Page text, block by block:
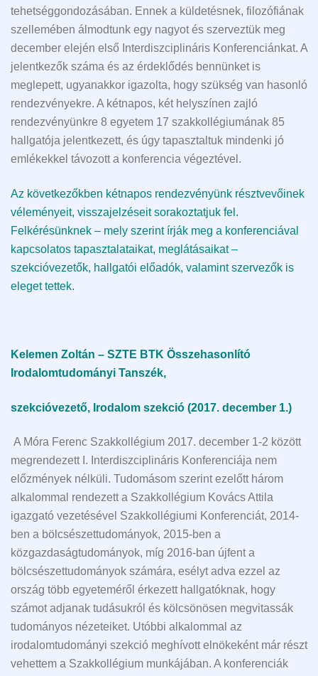
tehetséggondozásában. Ennek a küldetésnek, filozófiának
szellemében álmodtunk egy nagyot és szerveztük meg
december elején első Interdiszciplináris Konferenciánkat. A
jelentkezők száma és az érdeklődés bennünket is
meglepett, ugyanakkor igazolta, hogy szükség van hasonló
rendezvényekre. A kétnapos, két helyszínen zajló
rendezvényünkre 8 egyetem 17 szakkollégiumának 85
hallgatója jelentkezett, és úgy tapasztaltuk mindenki jó
emlékekkel távozott a konferencia végeztével.
Az következőkben kétnapos rendezvényünk résztvevőinek
véleményeit, visszajelzéseit sorakoztatjuk fel.
Felkérésünknek – mely szerint írják meg a konferenciával
kapcsolatos tapasztalataikat, meglátásaikat –
szekcióvezetők, hallgatói előadók, valamint szervezők is
eleget tettek.
Kelemen Zoltán – SZTE BTK Összehasonlító
Irodalomtudományi Tanszék,
szekcióvezető, Irodalom szekció (2017. december 1.)
A Móra Ferenc Szakkollégium 2017. december 1-2 között
megrendezett I. Interdiszciplináris Konferenciája nem
előzmények nélküli. Tudomásom szerint ezelőtt három
alkalommal rendezett a Szakkollégium Kovács Attila
igazgató vezetésével Szakkollégiumi Konferenciát, 2014-
ben a bölcsészettudományok, 2015-ben a
közgazdaságtudományok, míg 2016-ban újfent a
bölcsészettudományok számára, esélyt adva ezzel az
ország több egyeteméről érkezett hallgatóknak, hogy
számot adjanak tudásukról és kölcsönösen megvitassák
tudományos nézeteiket. Utóbbi alkalommal az
irodalomtudományi szekció meghívott elnökeként már részt
vehettem a Szakkollégium munkájában. A konferenciák